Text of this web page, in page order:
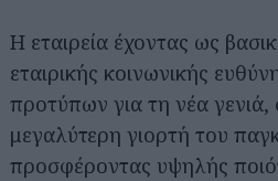
Η εταιρεία έχοντας ως
εταιρικής κοινωνικής
προτύπων για τη νέα γενιά,
μεγαλύτερη γιορτή του
προσφέροντας υψηλής